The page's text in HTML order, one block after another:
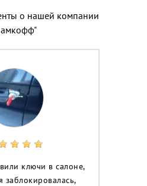
о нашей компании
ключи в салоне,
заблокировалась,